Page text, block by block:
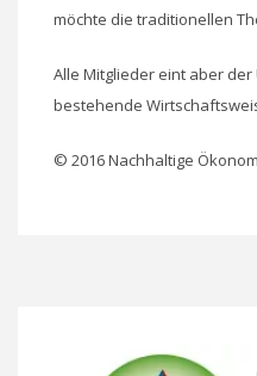
möchte die traditionellen
Alle Mitglieder eint aber
bestehende
© 2016 Nachhaltige